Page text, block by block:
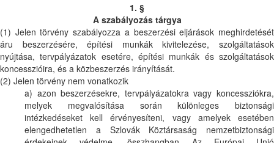
1. §
A szabályozás tárgya
(1) Jelen törvény szabályozza a beszerzési eljárások meghirdetését
áru beszerzésére, építési munkák kivitelezése, szolgáltatások
nyújtása, tervpályázatok esetére, építési munkák és szolgáltatások
koncesszióira, és a közbeszerzés irányítását.
(2) Jelen törvény nem vonatkozik
a) azon beszerzésekre, tervpályázatokra vagy koncessziókra,
melyek megvalósítása során különleges biztonsági
intézkedéseket kell érvényesíteni, vagy amelyek esetében
elengedhetetlen a Szlovák Köztársaság nemzetbiztonsági